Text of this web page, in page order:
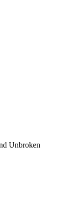
Unbroken